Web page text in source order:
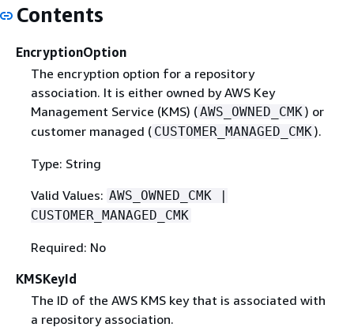
Contents
EncryptionOption
The encryption option for a repository
association. It is either owned by AWS Key
Management Service (KMS) (AWS_OWNED_CMK) or
customer managed ( CUSTOMER_MANAGED_CMK).
Type: String
Valid Values: AWS_OWNED_CMK |
CUSTOMER_MANAGED_CMK
Required: No
KMSKeyId
The ID of the AWS KMS key that is associated with
a repository association.